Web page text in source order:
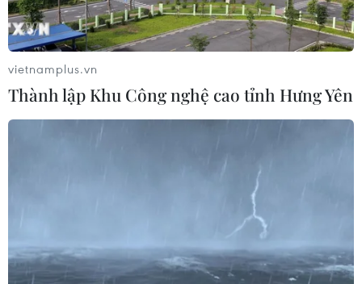
vietnamplus.vn
Thành lập Khu Công nghệ cao tỉnh Hưng Yên